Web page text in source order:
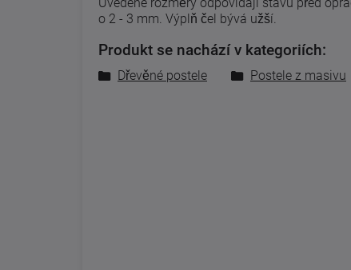
o 2 - 3 mm. Výplň čel bývá užší.
Produkt se nachází v kategoriích:
Dřevěné postele Postele z masivu